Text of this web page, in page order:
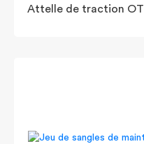
Attelle de traction